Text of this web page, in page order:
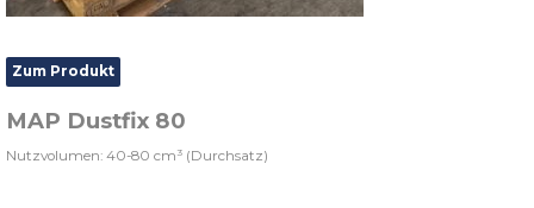
Zum Produkt
MAP Dustfix 80
Nutzvolumen: 40-80 cm³ (Durchsatz)